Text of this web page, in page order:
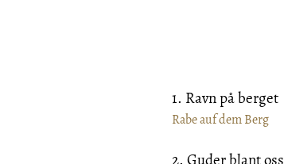
1. Ravn på berget
Rabe auf dem Berg
2. Guder blant oss